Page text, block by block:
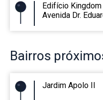
Edifício Kingdom
Avenida Dr.
Bairros
Jardim Apolo II